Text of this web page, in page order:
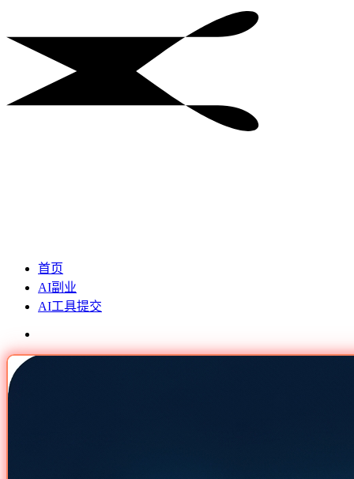
首页
AI副业
AI工具提交